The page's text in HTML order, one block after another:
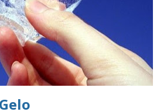
em ouro, com quatro torres, três
cada. Suportes: dois ramos de café,
natural. Divisa: ‘Non ducor duco’
. A cr...